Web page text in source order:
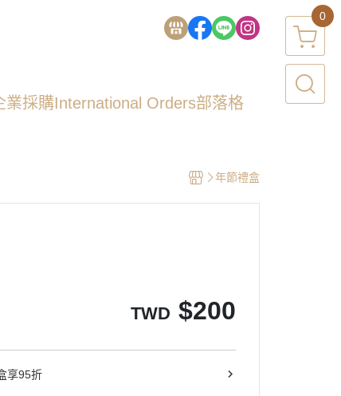
0
業採購International Orders部落格
年節禮盒
TWD $200
享95折